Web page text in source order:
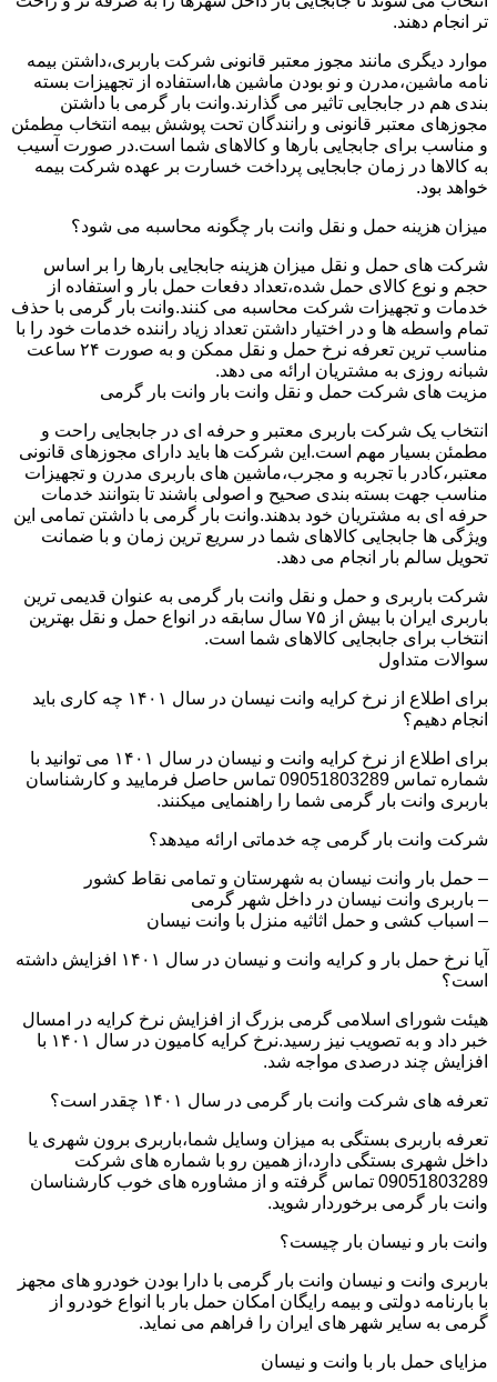
تر انجام دهند.
موارد دیگری مانند مجوز معتبر قانونی شرکت باربری،داشتن بیمه
نامه ماشین،مدرن و نو بودن ماشین ها،استفاده از تجهیزات بسته
بندی هم در جابجایی تاثیر می گذارند.وانت بار گرمی با داشتن
مجوزهای معتبر قانونی و رانندگان تحت پوشش بیمه انتخاب مطمئن
و مناسب برای جابجایی بارها و کالاهای شما است.در صورت آسیب
به کالاها در زمان جابجایی پرداخت خسارت بر عهده شرکت بیمه
خواهد بود.
میزان هزینه حمل و نقل وانت بار چگونه محاسبه می شود؟
شرکت های حمل و نقل میزان هزینه جابجایی بارها را بر اساس
حجم و نوع کالای حمل شده،تعداد دفعات حمل بار و استفاده از
خدمات و تجهیزات شرکت محاسبه می کنند.وانت بار گرمی با حذف
تمام واسطه ها و در اختیار داشتن تعداد زیاد راننده خدمات خود را با
مناسب ترین تعرفه نرخ حمل و نقل ممکن و به صورت ۲۴ ساعت
شبانه روزی به مشتریان ارائه می دهد.
مزیت های شرکت حمل و نقل وانت بار وانت بار گرمی
انتخاب یک شرکت باربری معتبر و حرفه ای در جابجایی راحت و
مطمئن بسیار مهم است.این شرکت ها باید دارای مجوزهای قانونی
معتبر،کادر با تجربه و مجرب،ماشین های باربری مدرن و تجهیزات
مناسب جهت بسته بندی صحیح و اصولی باشند تا بتوانند خدمات
حرفه ای به مشتریان خود بدهند.وانت بار گرمی با داشتن تمامی این
ویژگی ها جابجایی کالاهای شما در سریع ترین زمان و با ضمانت
تحویل سالم بار انجام می دهد.
شرکت باربری و حمل و نقل وانت بار گرمی به عنوان قدیمی ترین
باربری ایران با بیش از ۷۵ سال سابقه در انواع حمل و نقل بهترین
انتخاب برای جابجایی کالاهای شما است.
سوالات متداول
برای اطلاع از نرخ کرایه وانت نیسان در سال ۱۴۰۱ چه کاری باید
انجام دهیم؟
برای اطلاع از نرخ کرایه وانت و نیسان در سال ۱۴۰۱ می توانید با
شماره تماس 09051803289 تماس حاصل فرمایید و کارشناسان
باربری وانت بار گرمی شما را راهنمایی میکنند.
شرکت وانت بار گرمی چه خدماتی ارائه میدهد؟
– حمل بار وانت نیسان به شهرستان و تمامی نقاط کشور
– باربری وانت نیسان در داخل شهر گرمی
– اسباب کشی و حمل اثاثیه منزل با وانت نیسان
آیا نرخ حمل بار و کرایه وانت و نیسان در سال ۱۴۰۱ افزایش داشته
است؟
هیئت شورای اسلامی گرمی بزرگ از افزایش نرخ کرایه در امسال
خبر داد و به تصویب نیز رسید.نرخ کرایه کامیون در سال ۱۴۰۱ با
افزایش چند درصدی مواجه شد.
تعرفه های شرکت وانت بار گرمی در سال ۱۴۰۱ چقدر است؟
تعرفه باربری بستگی به میزان وسایل شما،باربری برون شهری یا
داخل شهری بستگی دارد،از همین رو با شماره های شرکت
09051803289 تماس گرفته و از مشاوره های خوب کارشناسان
وانت بار گرمی برخوردار شوید.
وانت بار و نیسان بار چیست؟
باربری وانت و نیسان وانت بار گرمی با دارا بودن خودرو های مجهز
با بارنامه دولتی و بیمه رایگان امکان حمل بار با انواع خودرو از
گرمی به سایر شهر های ایران را فراهم می نماید.
مزایای حمل بار با وانت و نیسان